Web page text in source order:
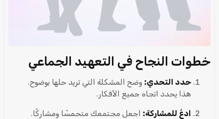
خطوات النجاح في التعهيد الجماعي
حدد التحدي: وضح المشكلة التي تريد حلها بوضوح.
هذا يحدد اتجاه جميع الأفكار.
ادعُ للمشاركة: اجعل مجتمعك متحمسًا ومشاركًا.